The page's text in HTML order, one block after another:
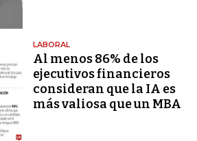
LABORAL
Al menos 86% de los
ejecutivos financieros
consideran que la IA es
más valiosa que un MBA